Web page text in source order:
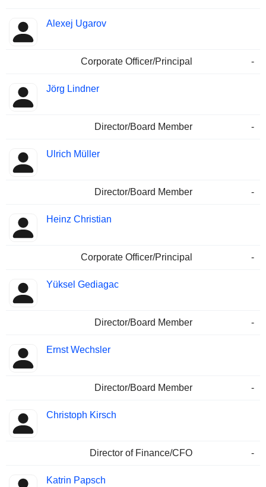
Alexej Ugarov
Corporate Officer/Principal -
Jörg Lindner
Director/Board Member -
Ulrich Müller
Director/Board Member -
Heinz Christian
Corporate Officer/Principal -
Yüksel Gediagac
Director/Board Member -
Ernst Wechsler
Director/Board Member -
Christoph Kirsch
Director of Finance/CFO -
Katrin Papsch